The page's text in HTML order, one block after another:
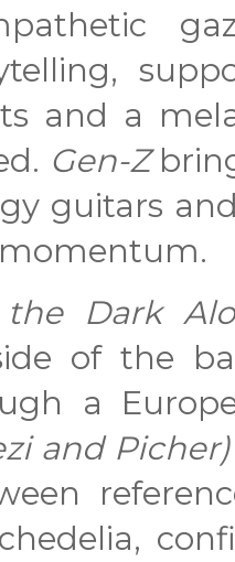
and a
Gen-Z
guitars
the Dark
of the
a
and Picher)